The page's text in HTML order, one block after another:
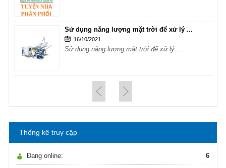
Sử dụng năng lượng mặt trời để xử lý ...
16/10/2021
Sử dụng năng lượng mặt trời để xử lý ...
Hướng dẫn lựa chọn máy lọc nước Gia ...
21/10/2021
Hướng dẫn lựa chọn máy lọc nước Gia ...
Ô nhiễm nguồn nước và vấn đề sức khỏe
Thống kê truy cập
Đang online: 6